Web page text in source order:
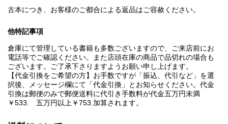
古本につき、お客様のご都合による返品はご容赦ください。
他特記事項
倉庫にて管理している書籍も多数ございますので、ご来店前にお
電話等でご確認ください。また店頭在庫の商品で品切れの場合も
ございます。ご了承下さりますようお願い申し上げます。
【代金引換をご希望の方】お手数ですが「振込、代引など」を選
択後、メッセージ欄にて「代金引換」とお知らせください。代金
引換は郵便のみで郵便送料に代引き手数料が代金五万円未満
￥533. 五万円以上￥753.加算されます。